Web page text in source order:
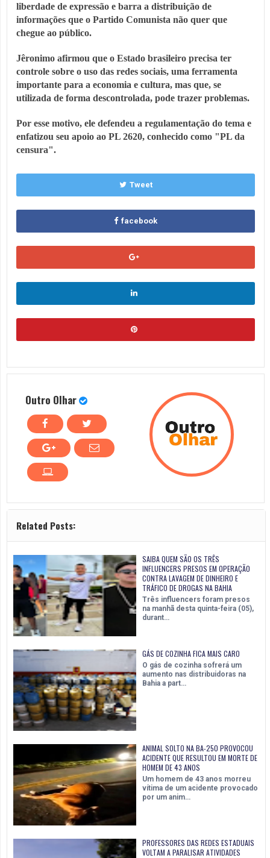
liberdade de expressão e barra a distribuição de
informações que o Partido Comunista não quer que
chegue ao público.
Jêronimo afirmou que o Estado brasileiro precisa ter
controle sobre o uso das redes sociais, uma ferramenta
importante para a economia e cultura, mas que, se
utilizada de forma descontrolada, pode trazer problemas.
Por esse motivo, ele defendeu a regulamentação do tema e
enfatizou seu apoio ao PL 2620, conhecido como "PL da
censura".
Tweet
facebook
Outro Olhar
Related Posts:
SAIBA QUEM SÃO OS TRÊS
INFLUENCERS PRESOS EM OPERAÇÃO
CONTRA LAVAGEM DE DINHEIRO E
TRÁFICO DE DROGAS NA BAHIA
Três influencers foram presos
na manhã desta quinta-feira (05),
durant…
GÁS DE COZINHA FICA MAIS CARO
O gás de cozinha sofrerá um
aumento nas distribuidoras na
Bahia a part…
ANIMAL SOLTO NA BA-250 PROVOCOU
ACIDENTE QUE RESULTOU EM MORTE DE
HOMEM DE 43 ANOS
Um homem de 43 anos morreu
vítima de um acidente provocado
por um anim…
PROFESSORES DAS REDES ESTADUAIS
VOLTAM A PARALISAR ATIVIDADES